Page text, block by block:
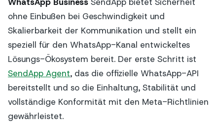
ohne Einbußen bei Geschwindigkeit und
Skalierbarkeit der Kommunikation und stellt ein
speziell für den WhatsApp-Kanal entwickeltes
Lösungs-Ökosystem bereit. Der erste Schritt ist
SendApp Agent, das die offizielle WhatsApp-API
bereitstellt und so die Einhaltung, Stabilität und
vollständige Konformität mit den Meta-Richtlinien
gewährleistet.